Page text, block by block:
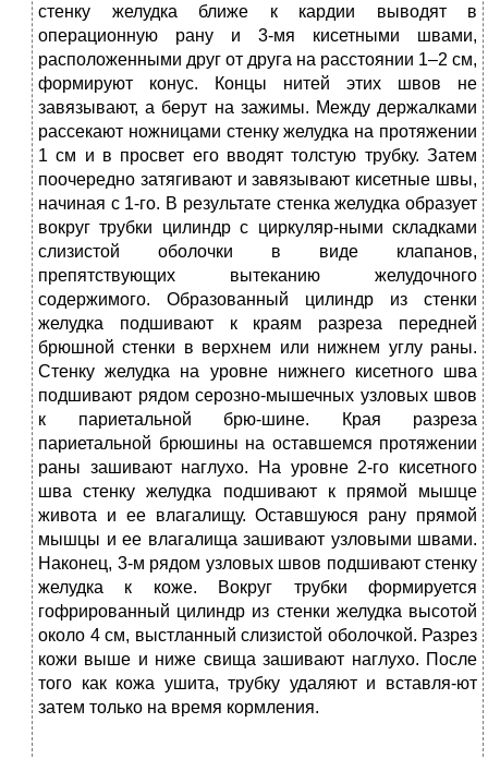
стенку желудка ближе к кардии выводят в
операционную рану и 3-мя кисетными швами,
расположенными друг от друга на расстоянии 1–2 см,
формируют конус. Концы нитей этих швов не
завязывают, а берут на зажимы. Между держалками
рассекают ножницами стенку желудка на протяжении
1 см и в просвет его вводят толстую трубку. Затем
поочередно затягивают и завязывают кисетные швы,
начиная с 1-го. В результате стенка желудка образует
вокруг трубки цилиндр с циркуляр-ными складками
слизистой оболочки в виде клапанов,
препятствующих вытеканию желудочного
содержимого. Образованный цилиндр из стенки
желудка подшивают к краям разреза передней
брюшной стенки в верхнем или нижнем углу раны.
Стенку желудка на уровне нижнего кисетного шва
подшивают рядом серозно-мышечных узловых швов
к париетальной брю-шине. Края разреза
париетальной брюшины на оставшемся протяжении
раны зашивают наглухо. На уровне 2-го кисетного
шва стенку желудка подшивают к прямой мышце
живота и ее влагалищу. Оставшуюся рану прямой
мышцы и ее влагалища зашивают узловыми швами.
Наконец, 3-м рядом узловых швов подшивают стенку
желудка к коже. Вокруг трубки формируется
гофрированный цилиндр из стенки желудка высотой
около 4 см, выстланный слизистой оболочкой. Разрез
кожи выше и ниже свища зашивают наглухо. После
того как кожа ушита, трубку удаляют и вставля-ют
затем только на время кормления.